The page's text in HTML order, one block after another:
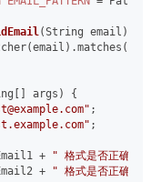
(String email)
args)
{
;
;
+
" 格式是否正确："
+
" 格式是否正确："